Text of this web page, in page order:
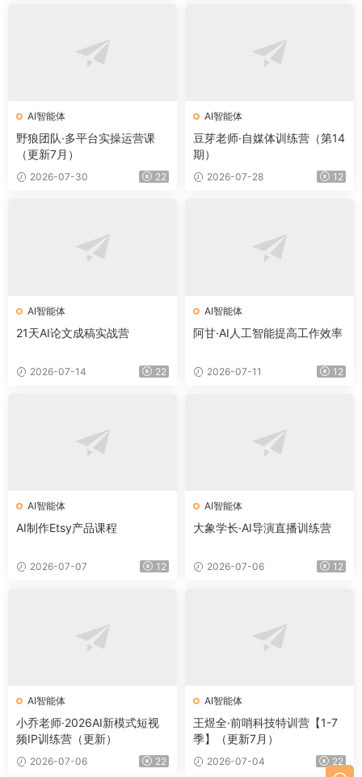
AI智能体
野狼团队·多平台实操运营课
（更新7月）
2026-07-30 22
AI智能体
豆芽老师·自媒体训练营（第14
期）
2026-07-28 12
AI智能体
21天AI论文成稿实战营
2026-07-14 22
AI智能体
阿甘·AI人工智能提高工作效率
2026-07-11 12
AI智能体
AI制作Etsy产品课程
2026-07-07 12
AI智能体
大象学长·AI导演直播训练营
2026-07-06 12
AI智能体
小乔老师·2026AI新模式短视
频IP训练营（更新）
2026-07-06 22
AI智能体
王煜全·前哨科技特训营【1-7
季】（更新7月）
2026-07-04 22